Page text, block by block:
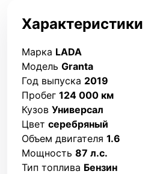
Характеристики
Марка LADA
Модель Granta
Год выпуска 2019
Пробег 124 000 км
Кузов Универсал
Цвет серебряный
Объем двигателя 1.6
Мощность 87 л.с.
Тип топлива Бензин